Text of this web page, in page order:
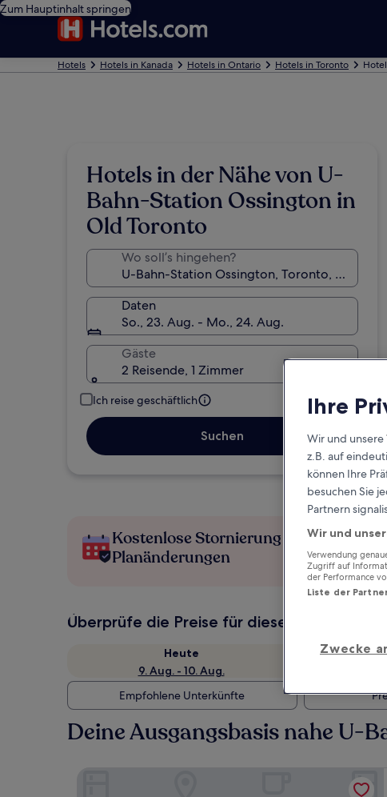
Zum Hauptinhalt springen
Hotels Hotels in Kanada Hotels in Ontario Hotels in Toronto
Hotels in der Nähe von U-
Bahn-Station Ossington in
Old Toronto
Wo soll’s hingehen?
Daten
So., 23. Aug. - Mo., 24. Aug.
Gäste
2 Reisende, 1 Zimmer
Ich reise geschäftlich
Suchen
Kostenlose Stornierung bei
Planänderungen
Überprüfe die Preise für diese Daten
Heute
9. Aug. - 10. Aug.
Empfohlene Unterkünfte
Deine Ausgangsbasis nahe U-
Ihre
Wir und unsere
z.B. auf
können Ihre
besuchen Sie
Partnern
Wir und
Verwendung
Zugriff auf
der Performance
Liste der
Zwecke